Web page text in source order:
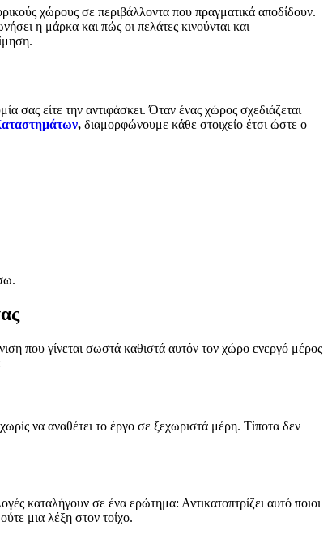
χώρους σε περιβάλλοντα που πραγματικά αποδίδουν.
η μάρκα και πώς οι πελάτες κινούνται και
σας είτε την αντιφάσκει. Όταν ένας χώρος σχεδιάζεται
, διαμορφώνουμε κάθε στοιχείο έτσι ώστε ο
που γίνεται σωστά καθιστά αυτόν τον χώρο ενεργό μέρος
να αναθέτει το έργο σε ξεχωριστά μέρη. Τίποτα δεν
καταλήγουν σε ένα ερώτημα: Αντικατοπτρίζει αυτό ποιοι
μια λέξη στον τοίχο.